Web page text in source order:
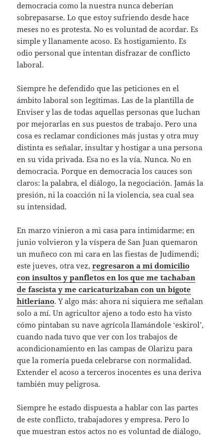
democracia como la nuestra nunca deberían
sobrepasarse. Lo que estoy sufriendo desde hace
meses no es protesta. No es voluntad de acordar. Es
simple y llanamente acoso. Es hostigamiento. Es
odio personal que intentan disfrazar de conflicto
laboral.
Siempre he defendido que las peticiones en el
ámbito laboral son legítimas. Las de la plantilla de
Enviser y las de todas aquellas personas que luchan
por mejorarlas en sus puestos de trabajo. Pero una
cosa es reclamar condiciones más justas y otra muy
distinta es señalar, insultar y hostigar a una persona
en su vida privada. Esa no es la vía. Nunca. No en
democracia. Porque en democracia los cauces son
claros: la palabra, el diálogo, la negociación. Jamás la
presión, ni la coacción ni la violencia, sea cual sea
su intensidad.
En marzo vinieron a mi casa para intimidarme; en
junio volvieron y la víspera de San Juan quemaron
un muñeco con mi cara en las fiestas de Judimendi;
este jueves, otra vez,regresaron a mi domicilio
con insultos y panfletos en los que me tachaban
de fascista y me caricaturizaban con un bigote
hitleriano. Y algo más: ahora ni siquiera me señalan
solo a mí. Un agricultor ajeno a todo esto ha visto
cómo pintaban su nave agrícola llamándole ‘eskirol’,
cuando nada tuvo que ver con los trabajos de
acondicionamiento en las campas de Olarizu para
que la romería pueda celebrarse con normalidad.
Extender el acoso a terceros inocentes es una deriva
también muy peligrosa.
Siempre he estado dispuesta a hablar con las partes
de este conflicto, trabajadores y empresa. Pero lo
que muestran estos actos no es voluntad de diálogo,